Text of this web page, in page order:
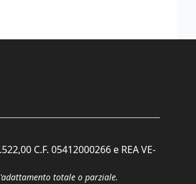
C.F. 05412000266 e REA VE-
totale o parziale.